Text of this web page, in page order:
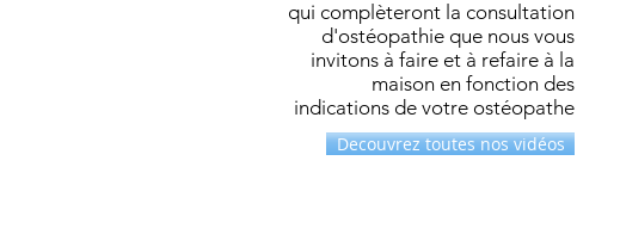
Decouvrez toutes nos vidéos
qui complèteront la consultation
d'ostéopathie que nous vous
invitons à faire et à refaire à la
maison en fonction des
indications de votre ostéopathe